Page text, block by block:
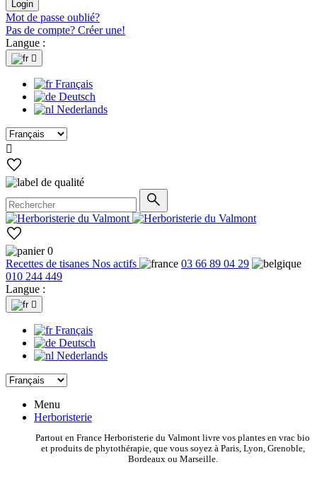
Login
Mot de passe oublié?
Pas de compte? Créer une!
Langue :

Français
Deutsch
Nederlands

0
Recettes de tisanes Nos actifs
03 66 89 04 29
010 244 449
Langue :

Français
Deutsch
Nederlands
Menu
Herboristerie
Partout en France Herboristerie du Valmont livre vos plantes en vrac bio
et produits de phytothérapie, que vous soyez à Paris, Lyon, Grenoble,
Bordeaux ou Marseille.